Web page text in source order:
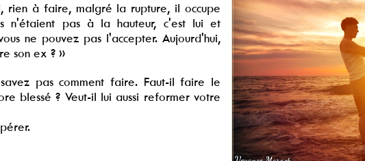
rien à faire, malgré la rupture, il occupe
n'étaient pas à la hauteur, c'est lui et
ne pouvez pas l'accepter. Aujourd'hui,
son ex ? »
pas comment faire. Faut-il faire le
blessé ? Veut-il lui aussi reformer votre